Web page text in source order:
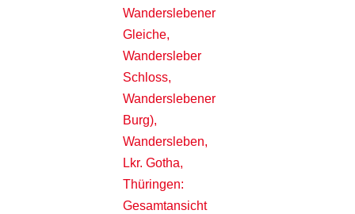
Wanderslebener
Gleiche,
Wandersleber
Schloss,
Wanderslebener
Burg),
Wandersleben,
Lkr. Gotha,
Thüringen:
Gesamtansicht